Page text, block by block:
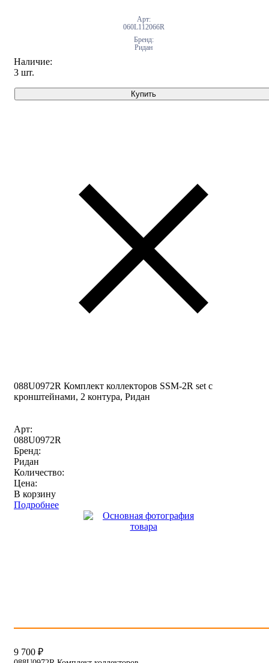
Арт:
060L112066R
Бренд:
Ридан
Наличие:
3 шт.
Купить
088U0972R Комплект коллекторов SSM-2R set с
кронштейнами, 2 контура, Ридан
Арт:
088U0972R
Бренд:
Ридан
Количество:
Цена:
В корзину
Подробнее
9 700 ₽